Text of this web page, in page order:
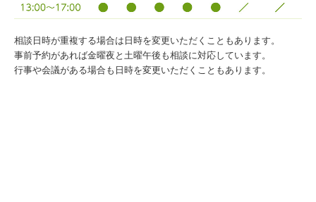
相談日時が重複する場合は日時を変更いただくこともあります。
事前予約があれば金曜夜と土曜午後も相談に対応しています。
行事や会議がある場合も日時を変更いただくこともあります。